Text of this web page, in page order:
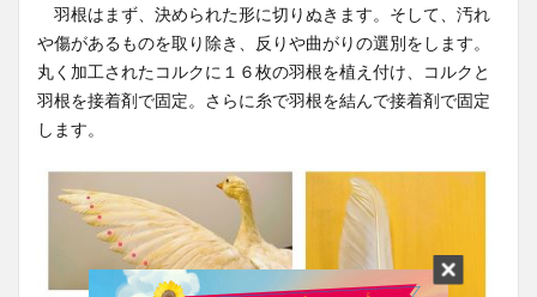
羽根はまず、決められた形に切りぬきます。そして、汚れ
や傷があるものを取り除き、反りや曲がりの選別をします。
丸く加工されたコルクに１６枚の羽根を植え付け、コルクと
羽根を接着剤で固定。さらに糸で羽根を結んで接着剤で固定
します。